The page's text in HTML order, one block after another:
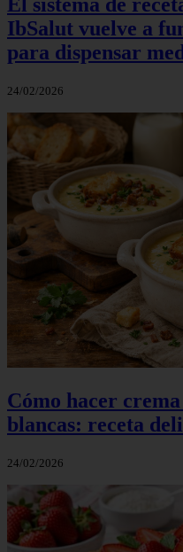
El sistema de
IbSalut vuelve a
para dispensar
24/02/2026
Cómo hacer
blancas: receta
24/02/2026